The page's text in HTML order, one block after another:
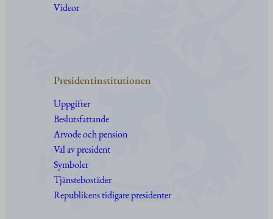
Videor
Presidentinstitutionen
Uppgifter
Beslutsfattande
Arvode och pension
Val av president
Symboler
Tjänstebostäder
Republikens tidigare presidenter